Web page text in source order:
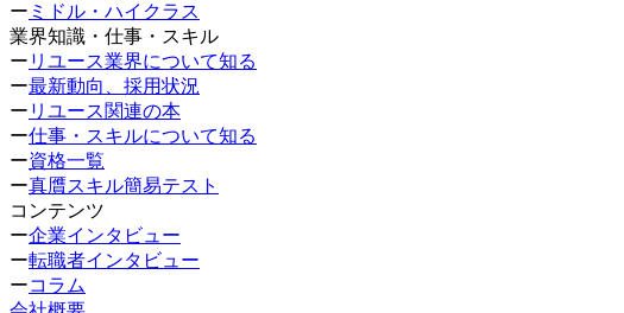
ー ミドル・ハイクラス
業界知識・仕事・スキル
ー リユース業界について知る
ー最新動向、採用状況
ー リユース関連の本
ー仕事・スキルについて知る
ー資格一覧
ー真贋スキル簡易テスト
コンテンツ
ー企業インタビュー
ー転職者インタビュー
ーコラム